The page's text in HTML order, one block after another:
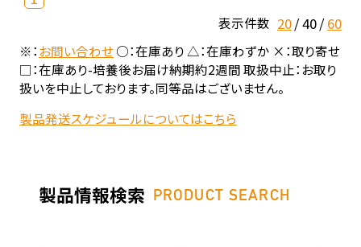
表示件数 20 40 60
※：お問い合わせ○：在庫あり △：在庫わずか ×：取り寄せ
□：在庫あり-培養後お届け納期約2週間 取扱中止：お取り
扱いを中止しております。同等品はございません。
製品発送スケジュールについてはこちら
製品情報検索 PRODUCT SEARCH